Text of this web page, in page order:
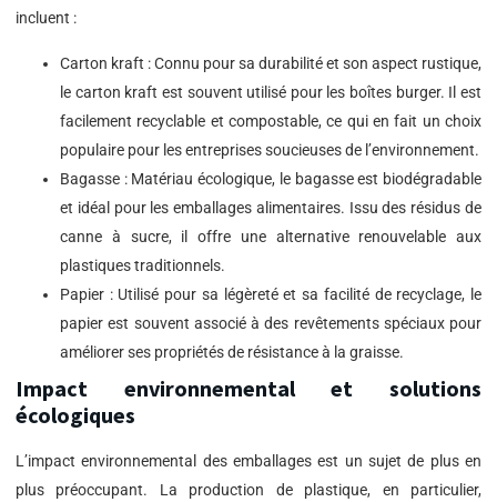
incluent :
Carton kraft : Connu pour sa durabilité et son aspect rustique,
le carton kraft est souvent utilisé pour les boîtes burger. Il est
facilement recyclable et compostable, ce qui en fait un choix
populaire pour les entreprises soucieuses de l’environnement.
Bagasse : Matériau écologique, le bagasse est biodégradable
et idéal pour les emballages alimentaires. Issu des résidus de
canne à sucre, il offre une alternative renouvelable aux
plastiques traditionnels.
Papier : Utilisé pour sa légèreté et sa facilité de recyclage, le
papier est souvent associé à des revêtements spéciaux pour
améliorer ses propriétés de résistance à la graisse.
Impact environnemental et solutions
écologiques
L’impact environnemental des emballages est un sujet de plus en
plus préoccupant. La production de plastique, en particulier,